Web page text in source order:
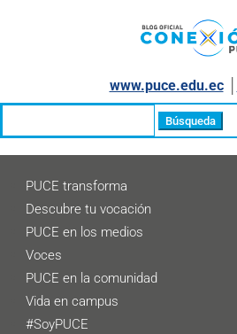
www.puce.edu.ec│
PUCE transforma
Descubre tu vocación
PUCE en los medios
Voces
PUCE en la comunidad
Vida en campus
#SoyPUCE